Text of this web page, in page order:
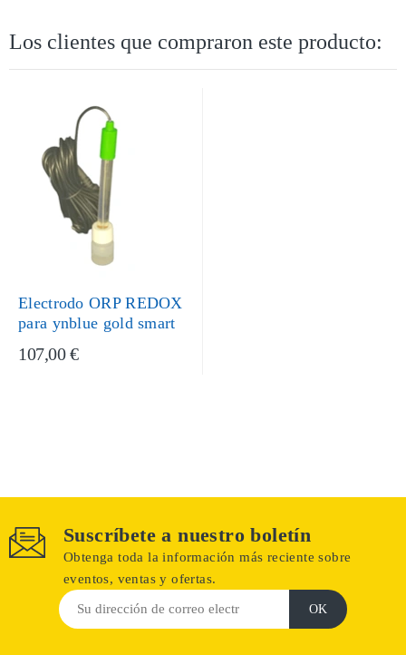
Los clientes que compraron este producto:
Electrodo ORP REDOX
para ynblue gold smart
107,00 €
Suscríbete a nuestro boletín
Obtenga toda la información más reciente sobre
eventos, ventas y ofertas.